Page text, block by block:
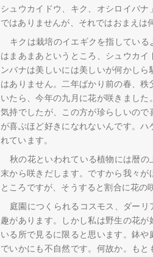
シュウカイドウ、キク、オシロイバ
ではありませんが、それではおまえは
キクは栽培のイエギクを指してい
はまあまあというところ、シュウカ
ンバナは美しいには美しいが何かし
はありません。二年ばかり前の春、
いたら、今年の九月に花が咲きまし
気持でしたが、この方が珍らしいの
が喜ぶほど好きになれないんです。
れています。
秋の花といわれている植物には暦
末から咲きだします。ですから我々
ところですが、そうすると割合に花の
庭園につくられるコスモス、ダー
趣があります。しかし私は野生の花
いる所で見るに限ると思います。鉢
でいかにも不自然です。何故か。も